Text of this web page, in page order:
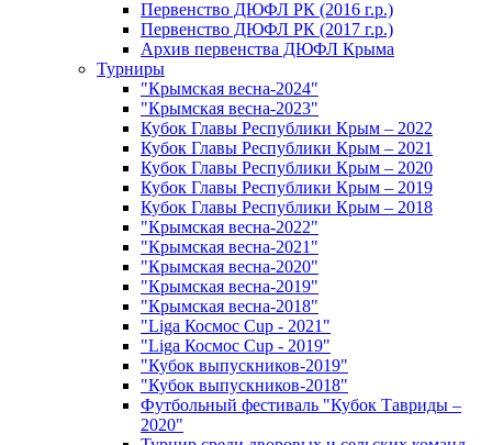
Первенство ДЮФЛ РК (2016 г.р.)
Первенство ДЮФЛ РК (2017 г.р.)
Архив первенства ДЮФЛ Крыма
Турниры
"Крымская весна-2024"
"Крымская весна-2023"
Кубок Главы Республики Крым – 2022
Кубок Главы Республики Крым – 2021
Кубок Главы Республики Крым – 2020
Кубок Главы Республики Крым – 2019
Кубок Главы Республики Крым – 2018
"Крымская весна-2022"
"Крымская весна-2021"
"Крымская весна-2020"
"Крымская весна-2019"
"Крымская весна-2018"
"Liga Космос Cup - 2021"
"Liga Космос Cup - 2019"
"Кубок выпускников-2019"
"Кубок выпускников-2018"
Футбольный фестиваль "Кубок Тавриды –
2020"